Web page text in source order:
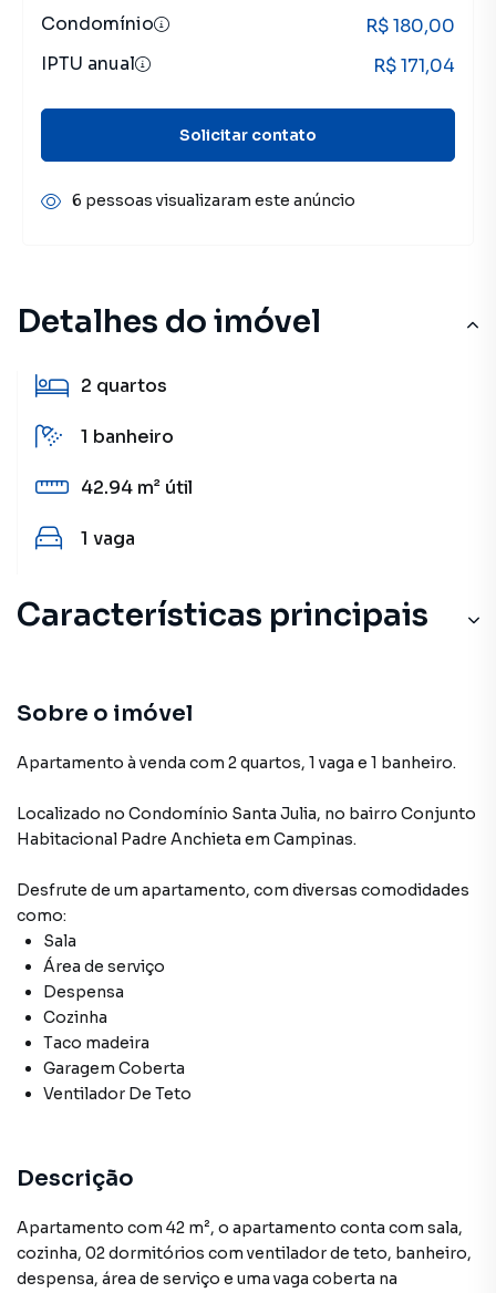
Detalhes do imóvel
2 quartos
1 banheiro
42.94 m² útil
1 vaga
Características principais
Sobre o imóvel
Apartamento à venda com 2 quartos, 1 vaga e 1 banheiro.
Localizado no Condomínio Santa Julia, no bairro Conjunto
Habitacional Padre Anchieta em Campinas.
Desfrute de um apartamento, com diversas comodidades
como:
Sala
Área de serviço
Despensa
Cozinha
Taco madeira
Garagem Coberta
Ventilador De Teto
Descrição
Apartamento com 42 m², o apartamento conta com sala,
cozinha, 02 dormitórios com ventilador de teto, banheiro,
despensa, área de serviço e uma vaga coberta na
Condomínio
R$ 180,00
IPTU anual
R$ 171,04
Solicitar contato
6 pessoas visualizaram este anúncio